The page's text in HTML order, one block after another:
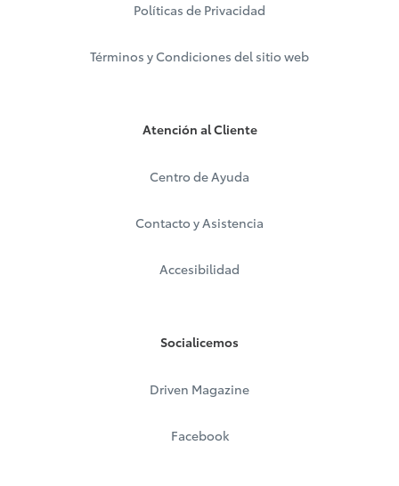
Políticas de Privacidad
Términos y Condiciones del sitio web
Atención al Cliente
Centro de Ayuda
Contacto y Asistencia
Accesibilidad
Socialicemos
Driven Magazine
Facebook